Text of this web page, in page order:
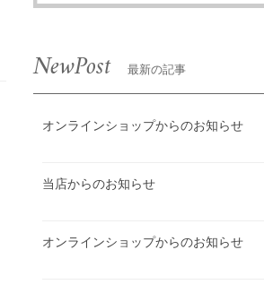
NewPost 最新の記事
オンラインショップからのお知らせ
当店からのお知らせ
オンラインショップからのお知らせ